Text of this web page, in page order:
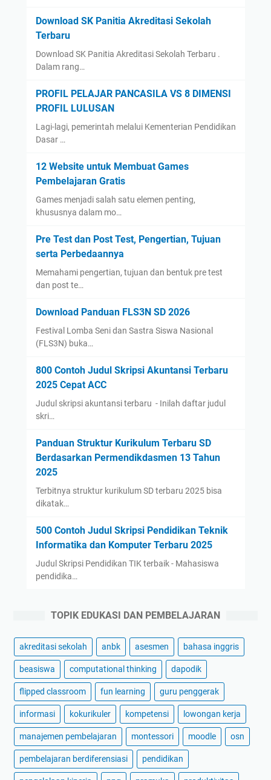
Download SK Panitia Akreditasi Sekolah
Terbaru
Download SK Panitia Akreditasi Sekolah Terbaru .
Dalam rang…
PROFIL PELAJAR PANCASILA VS 8 DIMENSI
PROFIL LULUSAN
Lagi-lagi, pemerintah melalui Kementerian Pendidikan
Dasar …
12 Website untuk Membuat Games
Pembelajaran Gratis
Games menjadi salah satu elemen penting,
khususnya dalam mo…
Pre Test dan Post Test, Pengertian, Tujuan
serta Perbedaannya
Memahami pengertian, tujuan dan bentuk pre test
dan post te…
Download Panduan FLS3N SD 2026
Festival Lomba Seni dan Sastra Siswa Nasional
(FLS3N) buka…
800 Contoh Judul Skripsi Akuntansi Terbaru
2025 Cepat ACC
Judul skripsi akuntansi terbaru - Inilah daftar judul
skri…
Panduan Struktur Kurikulum Terbaru SD
Berdasarkan Permendikdasmen 13 Tahun
2025
Terbitnya struktur kurikulum SD terbaru 2025 bisa
dikatak…
500 Contoh Judul Skripsi Pendidikan Teknik
Informatika dan Komputer Terbaru 2025
Judul Skripsi Pendidikan TIK terbaik - Mahasiswa
pendidika…
TOPIK EDUKASI DAN PEMBELAJARAN
akreditasi sekolah anbk asesmen bahasa inggris
beasiswa computational thinking dapodik
flipped classroom fun learning guru penggerak
informasi kokurikuler kompetensi lowongan kerja
manajemen pembelajaran montessori moodle osn
pembelajaran berdiferensiasi pendidikan